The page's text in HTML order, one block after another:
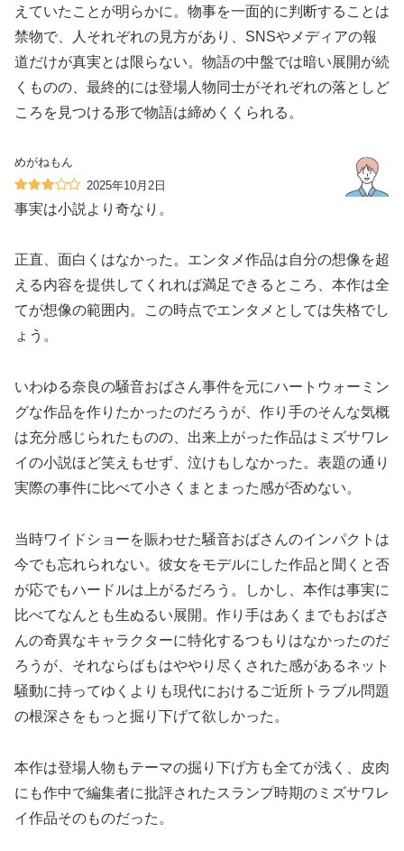
えていたことが明らかに。物事を一面的に判断することは
禁物で、人それぞれの見方があり、SNSやメディアの報
道だけが真実とは限らない。物語の中盤では暗い展開が続
くものの、最終的には登場人物同士がそれぞれの落としど
ころを見つける形で物語は締めくくられる。
めがねもん
2025年10月2日
事実は小説より奇なり。
正直、面白くはなかった。エンタメ作品は自分の想像を超
える内容を提供してくれれば満足できるところ、本作は全
てが想像の範囲内。この時点でエンタメとしては失格でし
ょう。
いわゆる奈良の騒音おばさん事件を元にハートウォーミン
グな作品を作りたかったのだろうが、作り手のそんな気概
は充分感じられたものの、出来上がった作品はミズサワレ
イの小説ほど笑えもせず、泣けもしなかった。表題の通り
実際の事件に比べて小さくまとまった感が否めない。
当時ワイドショーを賑わせた騒音おばさんのインパクトは
今でも忘れられない。彼女をモデルにした作品と聞くと否
が応でもハードルは上がるだろう。しかし、本作は事実に
比べてなんとも生ぬるい展開。作り手はあくまでもおばさ
んの奇異なキャラクターに特化するつもりはなかったのだ
ろうが、それならばもはややり尽くされた感があるネット
騒動に持ってゆくよりも現代におけるご近所トラブル問題
の根深さをもっと掘り下げて欲しかった。
本作は登場人物もテーマの掘り下げ方も全てが浅く、皮肉
にも作中で編集者に批評されたスランプ時期のミズサワレ
イ作品そのものだった。